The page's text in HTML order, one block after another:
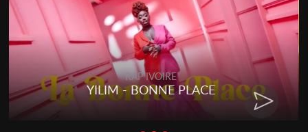
RAP IVOIRE
RENARD BARAKISSA - DOS DE
CHAT